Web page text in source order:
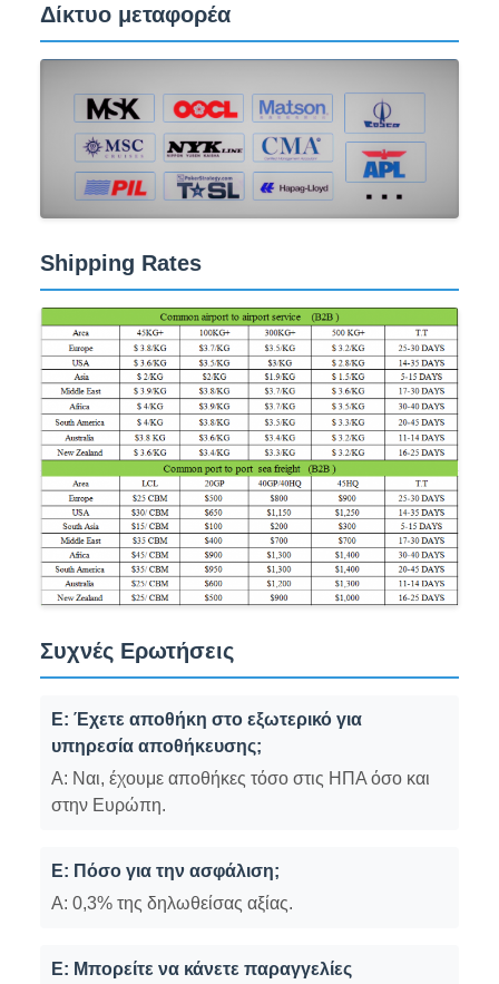
Δίκτυο μεταφορέα
Shipping Rates
Συχνές Ερωτήσεις
Ε: Έχετε αποθήκη στο εξωτερικό για
υπηρεσία αποθήκευσης;
Α: Ναι, έχουμε αποθήκες τόσο στις ΗΠΑ όσο και
στην Ευρώπη.
Ε: Πόσο για την ασφάλιση;
Α: 0,3% της δηλωθείσας αξίας.
Ε: Μπορείτε να κάνετε παραγγελίες